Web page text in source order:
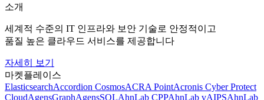
소개
세계적 수준의 IT 인프라와 보안 기술로 안정적이고
품질 높은 클라우드 서비스를 제공합니다
자세히 보기
마켓플레이스
ElasticsearchAccordion CosmosACRA PointAcronis Cyber Protect
CloudAgensGraphAgensSQLAhnLab CPPAhnLab vAIPSAhnLab